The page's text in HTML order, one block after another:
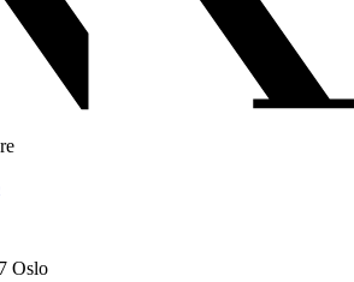
Oslo